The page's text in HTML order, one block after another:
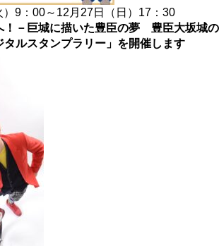
9：00～12月27日（日）17：30
！－巨城に描いた豊臣の夢 豊臣大坂城の
タルスタンプラリー」を開催します